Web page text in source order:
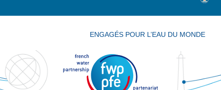
ENGAGÉS POUR L’EAU DU MONDE